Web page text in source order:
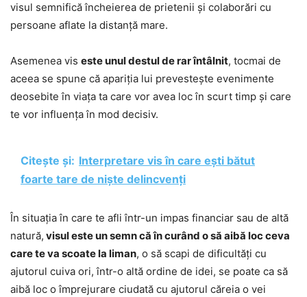
visul semnifică încheierea de prietenii și colaborări cu
persoane aflate la distanță mare.
Asemenea vis este unul destul de rar întâlnit, tocmai de
aceea se spune că apariția lui prevestește evenimente
deosebite în viața ta care vor avea loc în scurt timp și care
te vor influența în mod decisiv.
Citește și: Interpretare vis în care ești bătut
foarte tare de niște delincvenți
În situația în care te afli într-un impas financiar sau de altă
natură, visul este un semn că în curând o să aibă loc ceva
care te va scoate la liman, o să scapi de dificultăți cu
ajutorul cuiva ori, într-o altă ordine de idei, se poate ca să
aibă loc o împrejurare ciudată cu ajutorul căreia o vei